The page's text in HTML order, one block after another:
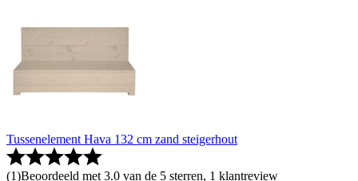
Tussenelement Hava 132 cm zand steigerhout
(1)Beoordeeld met 3.0 van de 5 sterren, 1 klantreview